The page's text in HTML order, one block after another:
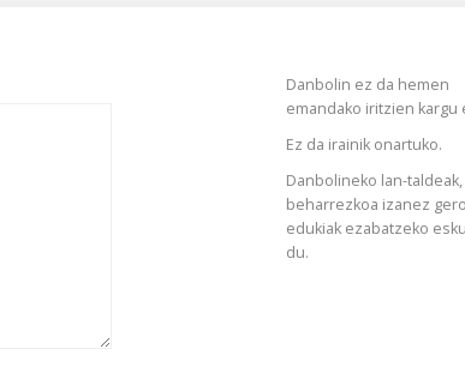
Danbolin ez da hemen
emandako iritzien kargu
Ez da irainik onartuko.
Danbolineko lan-taldeak,
beharrezkoa izanez
edukiak ezabatzeko
du.